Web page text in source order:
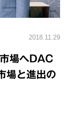
2018.11.29
場へDAC
場と進出の